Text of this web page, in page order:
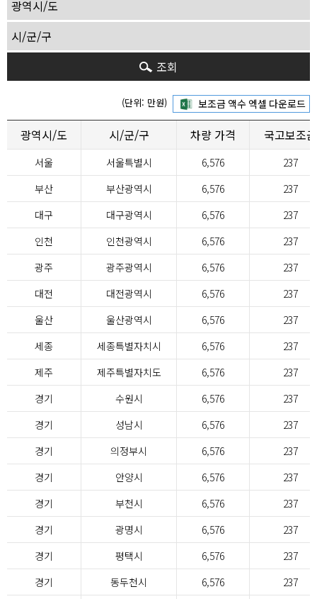
조회
(단위: 만원)
광역시/도 시/군/구 차량 가격 국고보조금
서울 서울특별시 6,576
237
부산
부산광역시 6,576
237
대구
대구광역시 6,576
237
인천
인천광역시 6,576
237
광주
광주광역시 6,576
237
대전
대전광역시 6,576
237
울산
울산광역시 6,576
237
세종
세종특별자치시 6,576
237
제주
제주특별자치도 6,576
237
경기
수원시 6,576
237
경기
성남시 6,576
237
경기
의정부시 6,576
237
경기
안양시 6,576
237
경기
부천시 6,576
237
경기
광명시 6,576
237
경기
평택시 6,576
237
경기
동두천시 6,576
237